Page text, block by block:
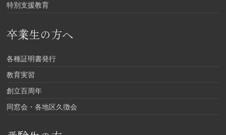
特別支援教育
卒業生の方へ
各種証明書発行
教育実習
創立百周年
同窓会・各地区久徴会